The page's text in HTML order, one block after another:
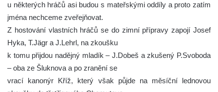
u některých hráčů asi budou s mateřskými oddíly a proto zatím
jména nechceme zveřejňovat.
Z hostování vlastních hráčů se do zimní přípravy zapojí Josef
Hyka, T.Jägr a J.Lehrl, na zkoušku
k tomu přijdou nadějný mladík – J.Dobeš a zkušený P.Svoboda
– oba ze Šluknova a po zranění se
vrací kanonýr Kříž, který však půjde na měsíční lednovou